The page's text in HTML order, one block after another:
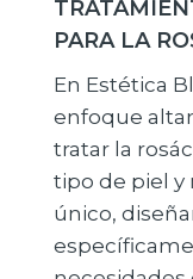
PARA LA
En Estética
enfoque
tratar la
tipo de piel y
único,